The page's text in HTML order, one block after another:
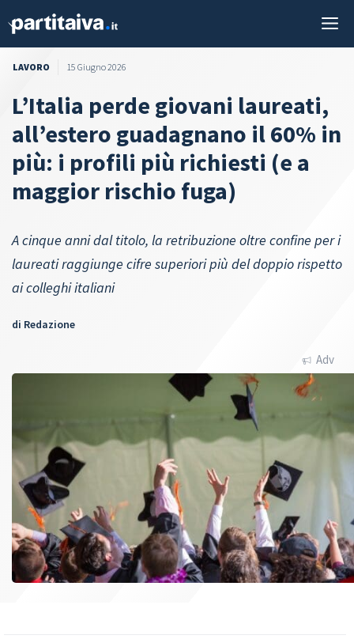
LAVORO 15 Giugno 2026
L’Italia perde giovani laureati,
all’estero guadagnano il 60% in
più: i profili più richiesti (e a
maggior rischio fuga)
A cinque anni dal titolo, la retribuzione oltre confine per i
laureati raggiunge cifre superiori più del doppio rispetto
ai colleghi italiani
di Redazione
Adv